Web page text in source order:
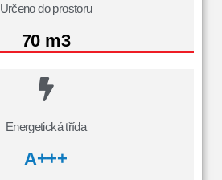
Určeno do prostoru
70 m3
Energetická třída
A+++